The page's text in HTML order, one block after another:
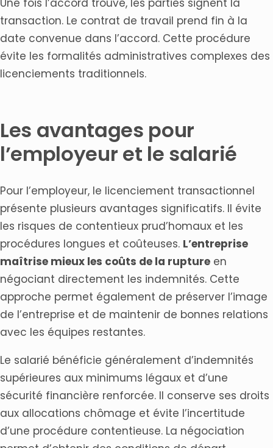
transaction. Le contrat de travail prend fin à la
date convenue dans l’accord. Cette procédure
évite les formalités administratives complexes des
licenciements traditionnels.
Les avantages pour
l’employeur et le salarié
Pour l’employeur, le licenciement transactionnel
présente plusieurs avantages significatifs. Il évite
les risques de contentieux prud’homaux et les
procédures longues et coûteuses. L’entreprise
maîtrise mieux les coûts de la rupture en
négociant directement les indemnités. Cette
approche permet également de préserver l’image
de l’entreprise et de maintenir de bonnes relations
avec les équipes restantes.
Le salarié bénéficie généralement d’indemnités
supérieures aux minimums légaux et d’une
sécurité financière renforcée. Il conserve ses droits
aux allocations chômage et évite l’incertitude
d’une procédure contentieuse. La négociation